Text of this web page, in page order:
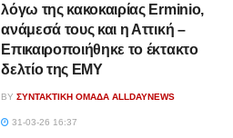
λόγω της κακοκαιρίας Erminio,
ανάμεσά τους και η Αττική –
Επικαιροποιήθηκε το έκτακτο
δελτίο της ΕΜΥ
BY ΣΥΝΤΑΚΤΙΚΉ ΟΜΆΔΑ ALLDAYNEWS
31-03-26 16:37